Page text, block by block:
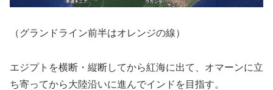
（グランドライン前半はオレンジの線）
エジプトを横断・縦断してから紅海に出て、オマーンに立
ち寄ってから大陸沿いに進んでインドを目指す。